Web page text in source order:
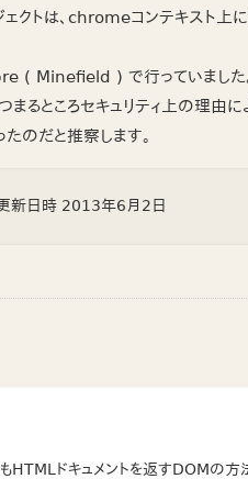
クトは、chromeコンテキスト上
Minefield ) で行っていました
ところセキュリティ上の理由に
のだと推察します。
新日時 2013年6月2日
もHTMLドキュメントを返すDOMの